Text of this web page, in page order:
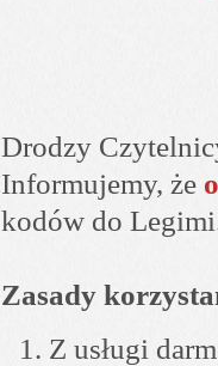
Drodzy
Informujemy, że
kodów do
Zasady
Z usługi